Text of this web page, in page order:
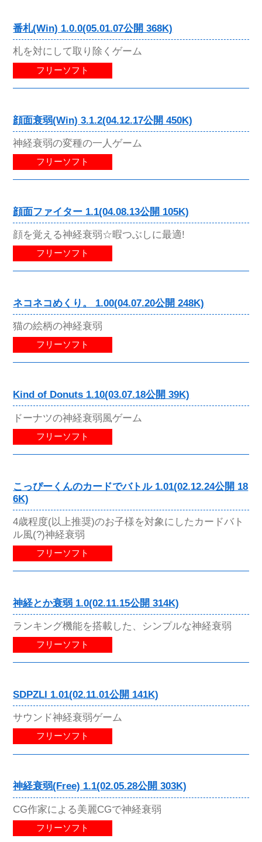
番札(Win) 1.0.0(05.01.07公開 368K)
札を対にして取り除くゲーム
フリーソフト
顔面衰弱(Win) 3.1.2(04.12.17公開 450K)
神経衰弱の変種の一人ゲーム
フリーソフト
顔面ファイター 1.1(04.08.13公開 105K)
顔を覚える神経衰弱☆暇つぶしに最適!
フリーソフト
ネコネコめくり。 1.00(04.07.20公開 248K)
猫の絵柄の神経衰弱
フリーソフト
Kind of Donuts 1.10(03.07.18公開 39K)
ドーナツの神経衰弱風ゲーム
フリーソフト
こっぴーくんのカードでバトル 1.01(02.12.24公開 18
6K)
4歳程度(以上推奨)のお子様を対象にしたカードバト
ル風(?)神経衰弱
フリーソフト
神経とか衰弱 1.0(02.11.15公開 314K)
ランキング機能を搭載した、シンプルな神経衰弱
フリーソフト
SDPZLI 1.01(02.11.01公開 141K)
サウンド神経衰弱ゲーム
フリーソフト
神経衰弱(Free) 1.1(02.05.28公開 303K)
CG作家による美麗CGで神経衰弱
フリーソフト